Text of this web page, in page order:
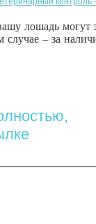
лошадь могут
– за